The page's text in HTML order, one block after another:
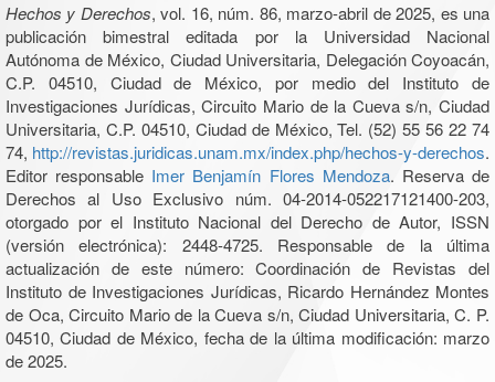
Hechos y Derechos, vol. 16, núm. 86, marzo-abril de 2025, es una
publicación bimestral editada por la Universidad Nacional
Autónoma de México, Ciudad Universitaria, Delegación Coyoacán,
C.P. 04510, Ciudad de México, por medio del Instituto de
Investigaciones Jurídicas, Circuito Mario de la Cueva s/n, Ciudad
Universitaria, C.P. 04510, Ciudad de México, Tel. (52) 55 56 22 74
74, http://revistas.juridicas.unam.mx/index.php/hechos-y-derechos.
Editor responsable Imer Benjamín Flores Mendoza. Reserva de
Derechos al Uso Exclusivo núm. 04-2014-052217121400-203,
otorgado por el Instituto Nacional del Derecho de Autor, ISSN
(versión electrónica): 2448-4725. Responsable de la última
actualización de este número: Coordinación de Revistas del
Instituto de Investigaciones Jurídicas, Ricardo Hernández Montes
de Oca, Circuito Mario de la Cueva s/n, Ciudad Universitaria, C. P.
04510, Ciudad de México, fecha de la última modificación: marzo
de 2025.